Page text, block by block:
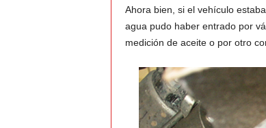
Ahora bien, si el vehículo
agua pudo haber entrado por
medición de aceite o por otro